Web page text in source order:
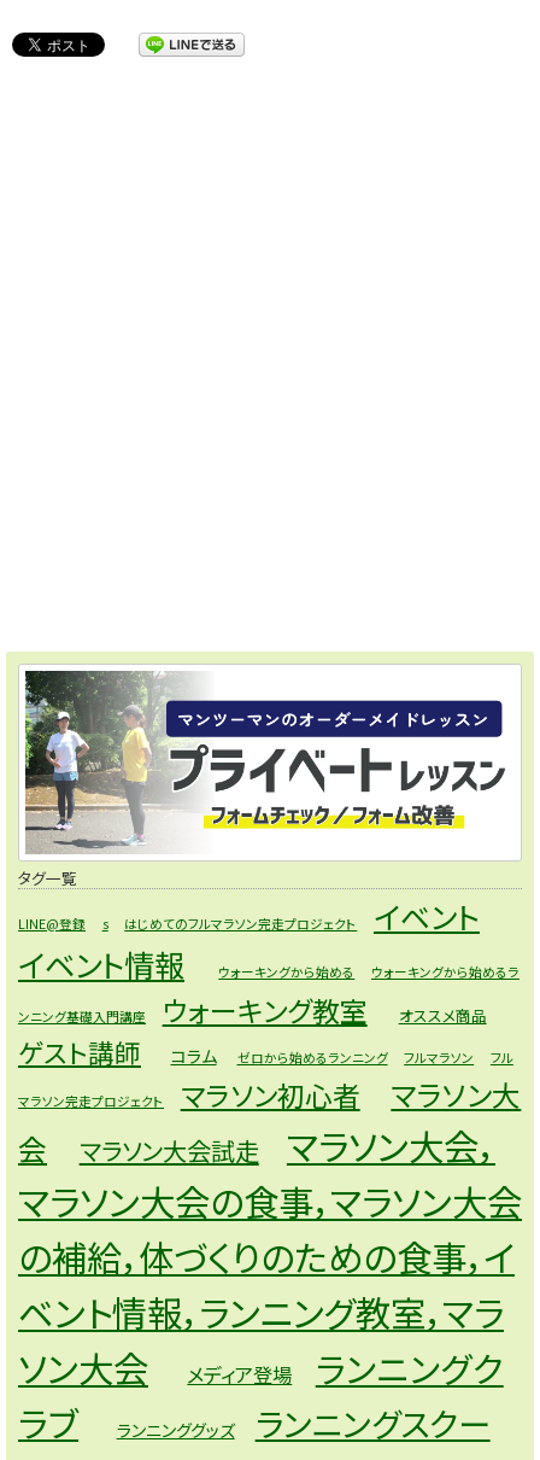
タグ一覧
LINE@登録 s はじめてのフルマラソン完走プロジェクト
イベント
イベント情報
ウォーキングから始める ウォーキングから始めるラ
ンニング基礎入門講座 ウォーキング教室 オススメ商品
ゲスト講師 コラム ゼロから始めるランニング フルマラソン フル
マラソン完走プロジェクト マラソン初心者
マラソン大
会
マラソン大会試走
マラソン大会，
マラソン大会の食事，マラソン大会
の補給，体づくりのための食事，イ
ベント情報，ランニング教室，マラ
ソン大会
メディア登場
ランニングク
ラブ
ランニンググッズ
ランニングスクー